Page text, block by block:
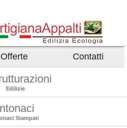
Offerte Contatti
Edilizie
Stampati